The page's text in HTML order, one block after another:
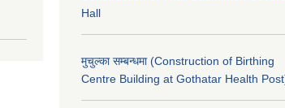
Hall
मुचुल्का सम्बन्धमा (Construction of Birthing
Centre Building at Gothatar Health